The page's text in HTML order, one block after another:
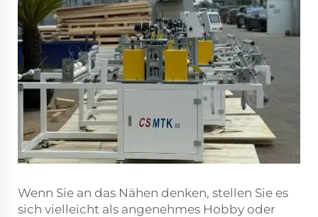
Wenn Sie an das Nähen denken, stellen Sie es
sich vielleicht als angenehmes Hobby oder